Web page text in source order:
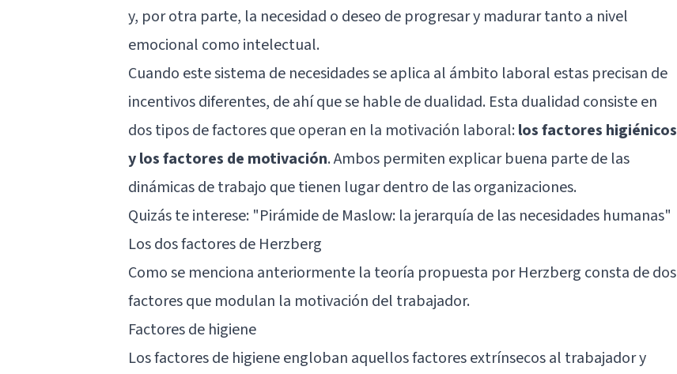
y, por otra parte, la necesidad o deseo de progresar y madurar tanto a nivel
emocional como intelectual.
Cuando este sistema de necesidades se aplica al ámbito laboral estas precisan de
incentivos diferentes, de ahí que se hable de dualidad. Esta dualidad consiste en
dos tipos de factores que operan en la motivación laboral:los factores higiénicos
y los factores de motivación. Ambos permiten explicar buena parte de las
dinámicas de trabajo que tienen lugar dentro de las organizaciones.
Quizás te interese: "Pirámide de Maslow: la jerarquía de las necesidades humanas"
Los dos factores de Herzberg
Como se menciona anteriormente la teoría propuesta por Herzberg consta de dos
factores que modulan la motivación del trabajador.
Factores de higiene
Los factores de higiene engloban aquellos factores extrínsecos al trabajador y